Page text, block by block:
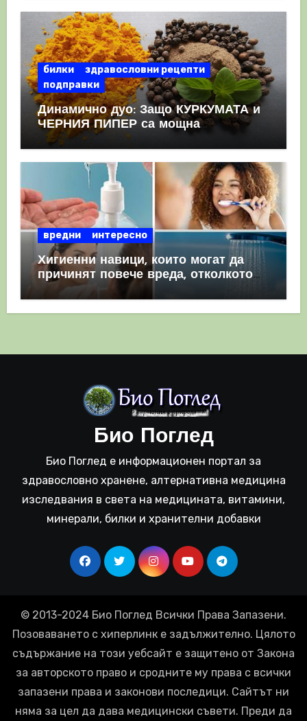
билки
здравословни рецепти
подправки
Динамично дуо: Защо КУРКУМАТА и
ЧЕРНИЯ ПИПЕР са мощна
комбинация
вредни интересно
Хигиенни навици, които могат да
причинят повече вреда, отколкото
полза
Био Поглед
Био Поглед е информационен портал за
здравословно хранене, алтернативна медицина
изследвания в света на медицината, витамини,
минерали, билки и хранителни добавки
© 2013-2024 Био Поглед Всички Права Запазени.
Позоваването с хиперлинк е задължително. Цялото
съдържание на този уебсайт е защитено от Закона
за авторското право и сродните му права с всички
запазени права и законови последици. Сайтът ни
няма за цел да дава медицински съвети. Преди да